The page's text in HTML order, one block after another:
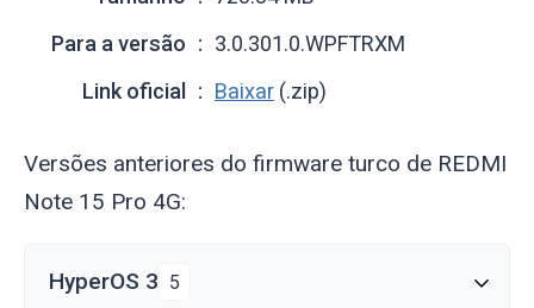
Para a versão
3.0.301.0.WPFTRXM
Link oficial
Baixar (.zip)
Versões anteriores do firmware turco de REDMI
Note 15 Pro 4G:
HyperOS 3 5